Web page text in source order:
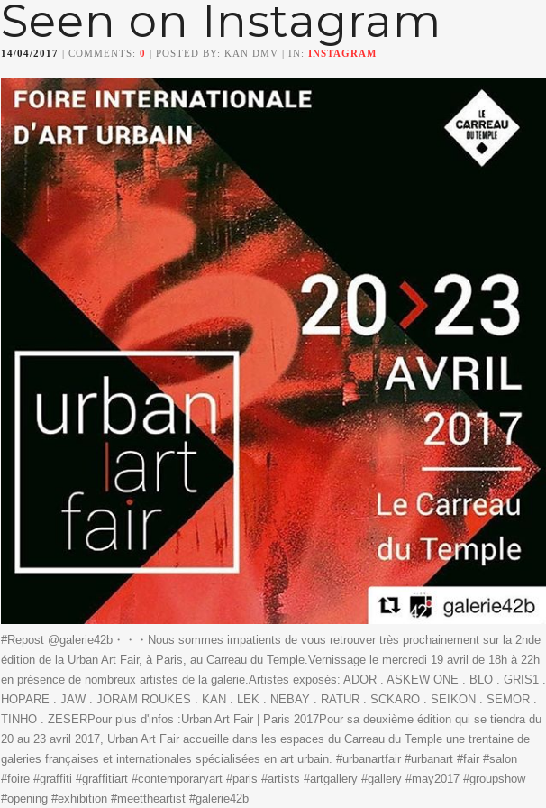
Seen on Instagram
14/04/2017 | COMMENTS: 0 | POSTED BY: KAN DMV | IN: INSTAGRAM
#Repost @galerie42b・・・Nous sommes impatients de vous retrouver très prochainement sur la 2nde
édition de la Urban Art Fair, à Paris, au Carreau du Temple.Vernissage le mercredi 19 avril de 18h à 22h
en présence de nombreux artistes de la galerie.Artistes exposés: ADOR . ASKEW ONE . BLO . GRIS1 .
HOPARE . JAW . JORAM ROUKES . KAN . LEK . NEBAY . RATUR . SCKARO . SEIKON . SEMOR .
TINHO . ZESERPour plus d'infos :Urban Art Fair | Paris 2017Pour sa deuxième édition qui se tiendra du
20 au 23 avril 2017, Urban Art Fair accueille dans les espaces du Carreau du Temple une trentaine de
galeries françaises et internationales spécialisées en art urbain. #urbanartfair #urbanart #fair #salon
#foire #graffiti #graffitiart #contemporaryart #paris #artists #artgallery #gallery #may2017 #groupshow
#opening #exhibition #meettheartist #galerie42b